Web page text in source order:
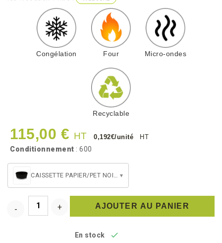
Congélation Four Micro-ondes
Recyclable
115,00 € HT 0,192€/unité HT
Conditionnement : 600
▾
AJOUTER AU PANIER
En stock 